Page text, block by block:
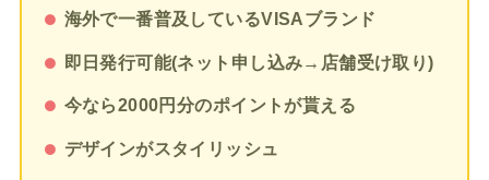
海外で一番普及しているVISAブランド
即日発行可能(ネット申し込み→店舗受け取り)
今なら2000円分のポイントが貰える
デザインがスタイリッシュ